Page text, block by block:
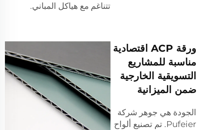
تتناغم مع هياكل المباني.
ورقة ACP اقتصادية
مناسبة للمشاريع
التسويقية الخارجية
ضمن الميزانية
الجودة هي جوهر شركة
Pufeier. تم تصنيع ألواح